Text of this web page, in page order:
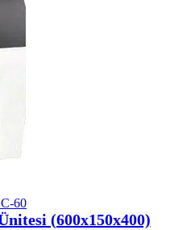
60
(600x150x400)